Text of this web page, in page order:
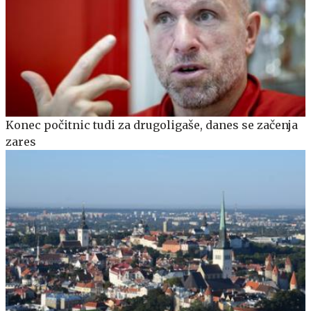
Konec počitnic tudi za drugoligaše, danes se začenja
zares